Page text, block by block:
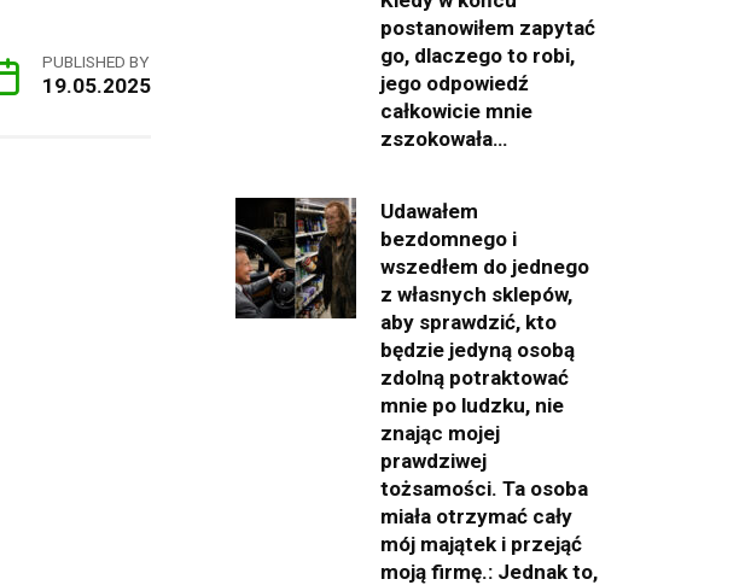
PUBLISHED BY
19.05.2025
postanowiłem zapytać
go, dlaczego to robi,
jego odpowiedź
całkowicie mnie
zszokowała…
Udawałem
bezdomnego i
wszedłem do jednego
z własnych sklepów,
aby sprawdzić, kto
będzie jedyną osobą
zdolną potraktować
mnie po ludzku, nie
znając mojej
prawdziwej
tożsamości. Ta osoba
miała otrzymać cały
mój majątek i przejąć
moją firmę.: Jednak to,